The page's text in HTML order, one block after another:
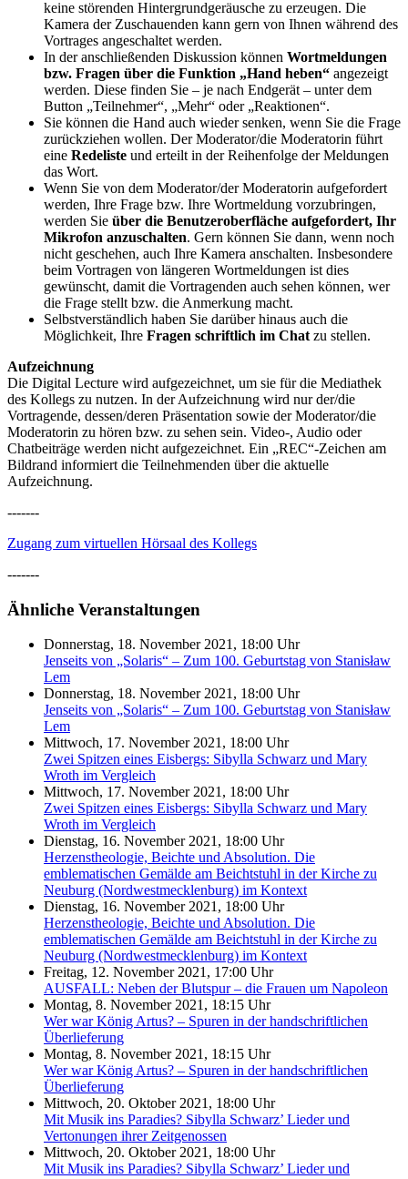
keine störenden Hintergrundgeräusche zu erzeugen. Die
Kamera der Zuschauenden kann gern von Ihnen während des
Vortrages angeschaltet werden.
In der anschließenden Diskussion können Wortmeldungen
bzw. Fragen über die Funktion „Hand heben“ angezeigt
werden. Diese finden Sie – je nach Endgerät – unter dem
Button „Teilnehmer“, „Mehr“ oder „Reaktionen“.
Sie können die Hand auch wieder senken, wenn Sie die Frage
zurückziehen wollen. Der Moderator/die Moderatorin führt
eine Redeliste und erteilt in der Reihenfolge der Meldungen
das Wort.
Wenn Sie von dem Moderator/der Moderatorin aufgefordert
werden, Ihre Frage bzw. Ihre Wortmeldung vorzubringen,
werden Sie über die Benutzeroberfläche aufgefordert, Ihr
Mikrofon anzuschalten. Gern können Sie dann, wenn noch
nicht geschehen, auch Ihre Kamera anschalten. Insbesondere
beim Vortragen von längeren Wortmeldungen ist dies
gewünscht, damit die Vortragenden auch sehen können, wer
die Frage stellt bzw. die Anmerkung macht.
Selbstverständlich haben Sie darüber hinaus auch die
Möglichkeit, Ihre Fragen schriftlich im Chat zu stellen.
Aufzeichnung
Die Digital Lecture wird aufgezeichnet, um sie für die Mediathek
des Kollegs zu nutzen. In der Aufzeichnung wird nur der/die
Vortragende, dessen/deren Präsentation sowie der Moderator/die
Moderatorin zu hören bzw. zu sehen sein. Video-, Audio oder
Chatbeiträge werden nicht aufgezeichnet. Ein „REC“-Zeichen am
Bildrand informiert die Teilnehmenden über die aktuelle
Aufzeichnung.
-------
Zugang zum virtuellen Hörsaal des Kollegs
-------
Ähnliche Veranstaltungen
Donnerstag, 18. November 2021, 18:00 Uhr
Jenseits von „Solaris“ – Zum 100. Geburtstag von Stanisław
Lem
Donnerstag, 18. November 2021, 18:00 Uhr
Jenseits von „Solaris“ – Zum 100. Geburtstag von Stanisław
Lem
Mittwoch, 17. November 2021, 18:00 Uhr
Zwei Spitzen eines Eisbergs: Sibylla Schwarz und Mary
Wroth im Vergleich
Mittwoch, 17. November 2021, 18:00 Uhr
Zwei Spitzen eines Eisbergs: Sibylla Schwarz und Mary
Wroth im Vergleich
Dienstag, 16. November 2021, 18:00 Uhr
Herzenstheologie, Beichte und Absolution. Die
emblematischen Gemälde am Beichtstuhl in der Kirche zu
Neuburg (Nordwestmecklenburg) im Kontext
Dienstag, 16. November 2021, 18:00 Uhr
Herzenstheologie, Beichte und Absolution. Die
emblematischen Gemälde am Beichtstuhl in der Kirche zu
Neuburg (Nordwestmecklenburg) im Kontext
Freitag, 12. November 2021, 17:00 Uhr
AUSFALL: Neben der Blutspur – die Frauen um Napoleon
Montag, 8. November 2021, 18:15 Uhr
Wer war König Artus? – Spuren in der handschriftlichen
Überlieferung
Montag, 8. November 2021, 18:15 Uhr
Wer war König Artus? – Spuren in der handschriftlichen
Überlieferung
Mittwoch, 20. Oktober 2021, 18:00 Uhr
Mit Musik ins Paradies? Sibylla Schwarz’ Lieder und
Vertonungen ihrer Zeitgenossen
Mittwoch, 20. Oktober 2021, 18:00 Uhr
Mit Musik ins Paradies? Sibylla Schwarz’ Lieder und